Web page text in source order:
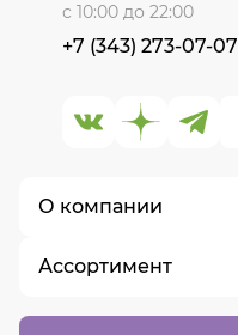
О компании
О нас
Контакты
Ассортимент
с 10:00 до 22:00
+7 (343) 273-07-07